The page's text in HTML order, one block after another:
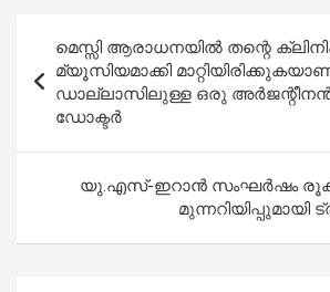
navigation
മെസ്സി ആരാധനയിൽ തന്റെ
മ്യൂസിയമാക്കി
ഡാല്ലാസിലുള്ള ഒരു
ഡോക്ടർ
യു.എസ്-ഇറാൻ സംഘർഷം
മുന്നറിയിപ്പുമായി